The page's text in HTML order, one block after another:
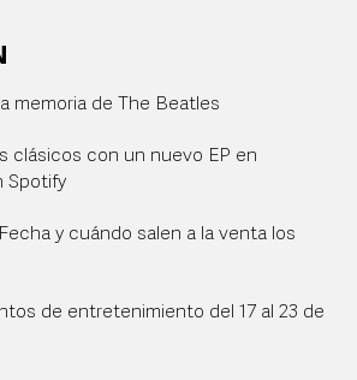
memoria de The Beatles
clásicos con un nuevo EP en
Spotify
y cuándo salen a la venta los
de entretenimiento del 17 al 23 de